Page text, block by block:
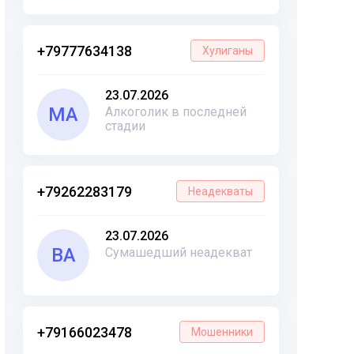
+79777634138 Хулиганы
МА
23.07.2026
Алкоголик в последней
стадии
+79262283179 Неадекваты
ВА
23.07.2026
Сумашедший неадекват
+79166023478 Мошенники